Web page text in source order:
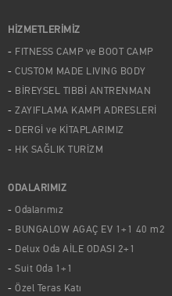
HİZMETLERİMİZ
FITNESS CAMP ve BOOT CAMP
CUSTOM MADE LIVING BODY
BİREYSEL TIBBİ ANTRENMAN
ZAYIFLAMA KAMPI ADRESLERİ
DERGİ ve KİTAPLARIMIZ
HK SAĞLIK TURİZM
ODALARIMIZ
Odalarımız
BUNGALOW AGAÇ EV 1+1 40 m2
Delux Oda AİLE ODASI 2+1
Suit Oda 1+1
Özel Teras Katı